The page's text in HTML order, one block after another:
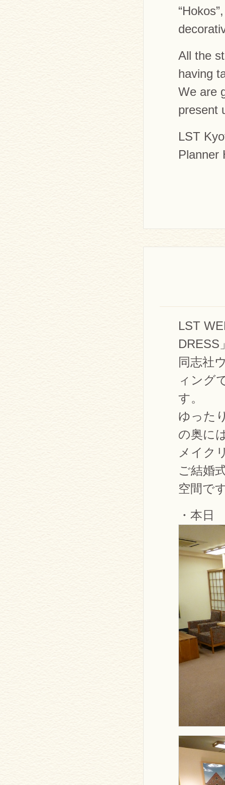
All the
having
We are
present
LST
Planner
LST
DRESS
同志社
ィング
す。
ゆった
の奥に
メイク
ご結婚
空間で
・本